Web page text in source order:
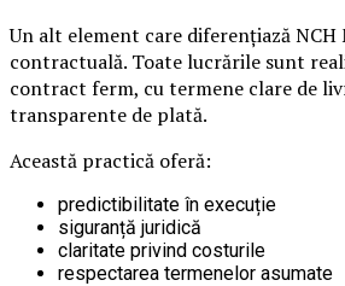
Un alt element care diferențiază NCH
contractuală. Toate lucrările sunt
contract ferm, cu termene clare de
transparente de plată.
Această practică oferă:
predictibilitate în execuție
siguranță juridică
claritate privind costurile
respectarea termenelor asumate